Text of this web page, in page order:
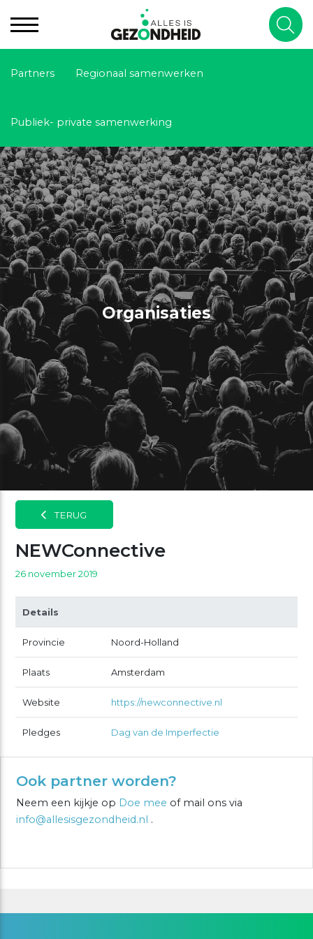
Partners Regionaal samenwerken
Publiek- private samenwerking
Organisaties
TERUG
NEWConnective
26 november 2019
Details
Provincie Noord-Holland
Plaats Amsterdam
Website https://newconnective.nl
Pledges Dag van de Imperfectie
Ook partner worden?
Neem een kijkje op Doe mee of mail ons via
info@allesisgezondheid.nl .